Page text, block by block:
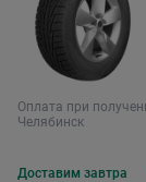
Оплата при
Челябинск
Доставим завтра